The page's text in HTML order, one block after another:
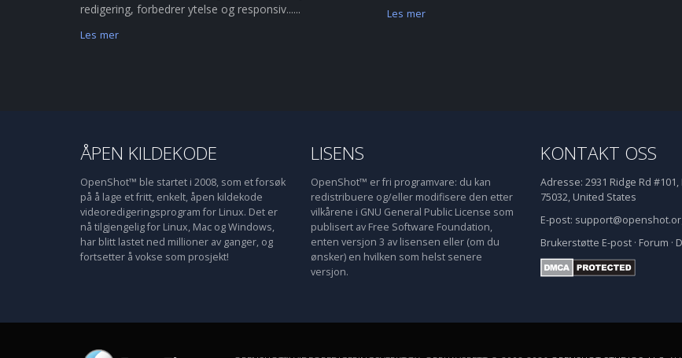
redigering, forbedrer ytelse og responsiv......
Les mer
Les mer
ÅPEN KILDEKODE
OpenShot™ ble startet i 2008, som et forsøk
på å lage et fritt, enkelt, åpen kildekode
videoredigeringsprogram for Linux. Det er
nå tilgjengelig for Linux, Mac og Windows,
har blitt lastet ned millioner av ganger, og
fortsetter å vokse som prosjekt!
LISENS
OpenShot™ er fri programvare: du kan
redistribuere og/eller modifisere den etter
vilkårene i GNU General Public License som
publisert av Free Software Foundation,
enten versjon 3 av lisensen eller (om du
ønsker) en hvilken som helst senere
versjon.
KONTAKT OSS
Adresse: 2931 Ridge Rd #101,
75032, United States
E-post:
Brukerstøtte E-post · Forum ·